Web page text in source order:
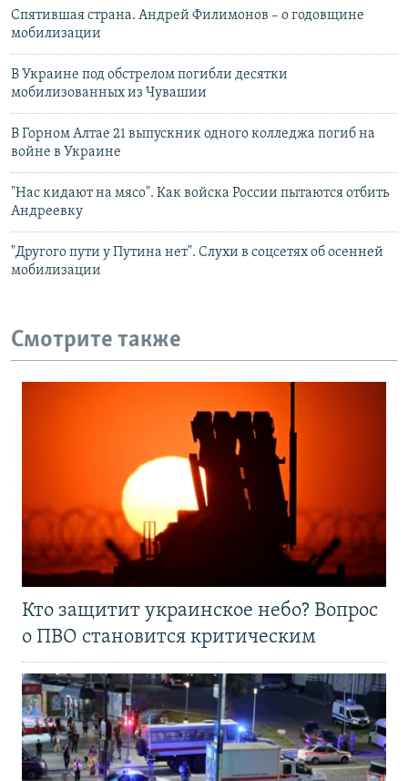
Спятившая страна. Андрей Филимонов – о годовщине
мобилизации
В Украине под обстрелом погибли десятки
мобилизованных из Чувашии
В Горном Алтае 21 выпускник одного колледжа погиб на
войне в Украине
"Нас кидают на мясо". Как войска России пытаются отбить
Андреевку
"Другого пути у Путина нет". Слухи в соцсетях об осенней
мобилизации
Смотрите также
Кто защитит украинское небо? Вопрос
о ПВО становится критическим